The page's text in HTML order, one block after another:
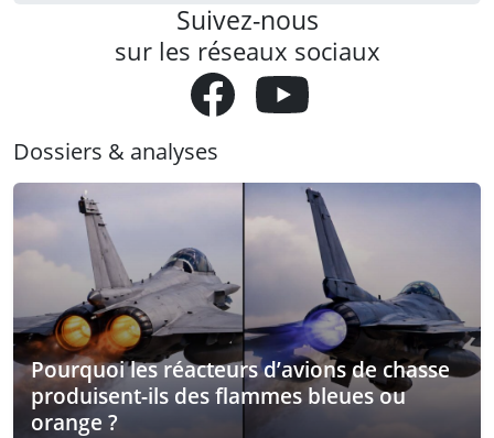
Suivez-nous
sur les réseaux sociaux
Dossiers & analyses
Pourquoi les réacteurs d’avions de chasse
produisent-ils des flammes bleues ou
orange ?